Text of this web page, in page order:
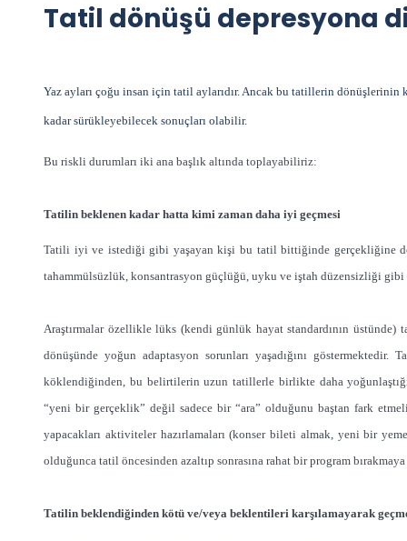
Tatil dönüşü depresyona
Yaz ayları çoğu insan için tatil aylarıdır. Ancak bu tatillerin dönüşlerinin
kadar sürükleyebilecek sonuçları olabilir.
Bu riskli durumları iki ana başlık altında toplayabiliriz:
Tatilin beklenen kadar hatta kimi zaman daha iyi geçmesi
Tatili iyi ve istediği gibi yaşayan kişi bu tatil bittiğinde gerçekliğine
tahammülsüzlük, konsantrasyon güçlüğü, uyku ve iştah düzensizliği
Araştırmalar özellikle lüks (kendi günlük hayat standardının
dönüşünde yoğun adaptasyon sorunları yaşadığını
köklendiğinden, bu belirtilerin uzun tatillerle birlikte daha
“yeni bir gerçeklik” değil sadece bir “ara” olduğunu baştan fark
yapacakları aktiviteler hazırlamaları (konser bileti almak, yeni bir
olduğunca tatil öncesinden azaltıp sonrasına rahat bir program
Tatilin beklendiğinden kötü ve/veya beklentileri karşılamayarak